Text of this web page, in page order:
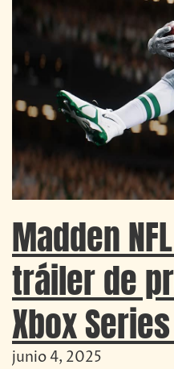
Madden
tráiler de
Xbox
junio 4, 2025